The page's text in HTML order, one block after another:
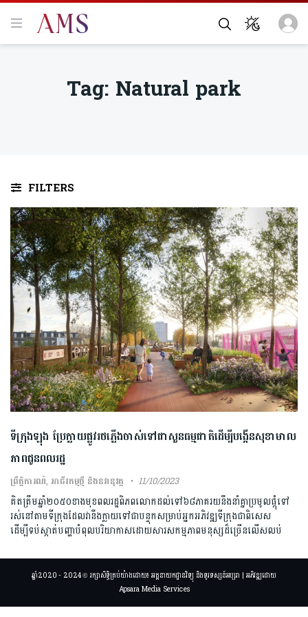
Tag: Natural park
FILTERS
ទីក្រុងឡុង ប្រែក្លាយផ្លូវរថភ្លើងចាស់ទៅជាសួនធម្មជាតិដើម្បីបង្កើនសុខាមាល
ភាពជូនពលរដ្ឋ
ព្រឹត្តិការណ៍, អាជីវកម្មថ្មី និងនវានុវត្ត 11/10/2023
គិតត្រឹមឆ្នាំ២០៥០ខាងមុខពលរដ្ឋពិភពលោកដល់ទៅ៦៨ភាគរយនឹងនាំគ្នាប្រមូលផ្តុំទៅ
រស់នៅតាមទីក្រុងដែលវានឹងក្លាយទៅជាបន្ទុកសម្រាប់អ្នកអភិវឌ្ឍទីក្រុងជាពិសេស
ដើម្បីទប់ស្កាត់បញ្ហាបំពុលបរិយាកាសដោយសារសកម្មភាពមនុស្សដ៏ច្រើនលើសលប់
ឆ្នាំ2020 - 2024 © រក្សាសិទ្ធិគ្រប់យ៉ាងដោយ៖ អគ្គនាយកដ្ឋានវិទ្យុ និងទូរទស្សន៍អប្សរា | អភិវឌ្ឍដោយ
Apsara Media Services